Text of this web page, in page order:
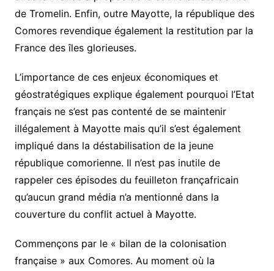
de Tromelin. Enfin, outre Mayotte, la république des
Comores revendique également la restitution par la
France des îles glorieuses.
L’importance de ces enjeux économiques et
géostratégiques explique également pourquoi l’Etat
français ne s’est pas contenté de se maintenir
illégalement à Mayotte mais qu’il s’est également
impliqué dans la déstabilisation de la jeune
république comorienne. Il n’est pas inutile de
rappeler ces épisodes du feuilleton françafricain
qu’aucun grand média n’a mentionné dans la
couverture du conflit actuel à Mayotte.
Commençons par le « bilan de la colonisation
française » aux Comores. Au moment où la